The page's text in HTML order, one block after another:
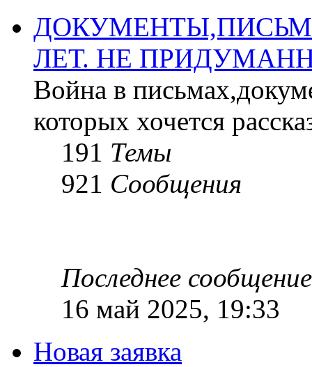
ЛЕТ. НЕ
Война в
которых хочется
191 Темы
921 Сообщения
Последнее сообщение
16 май 2025, 19:33
Новая заявка